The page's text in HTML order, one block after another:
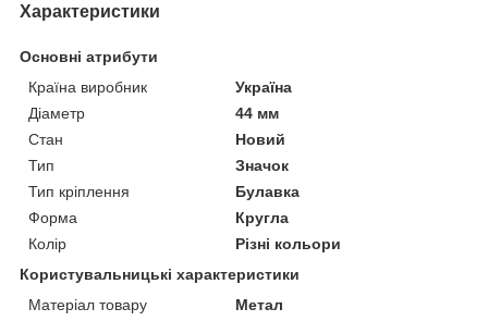
Характеристики
Основні атрибути
Країна виробник
Україна
Діаметр
44 мм
Стан
Новий
Тип
Значок
Тип кріплення
Булавка
Форма
Кругла
Колір
Різні кольори
Користувальницькі характеристики
Матеріал товару
Метал